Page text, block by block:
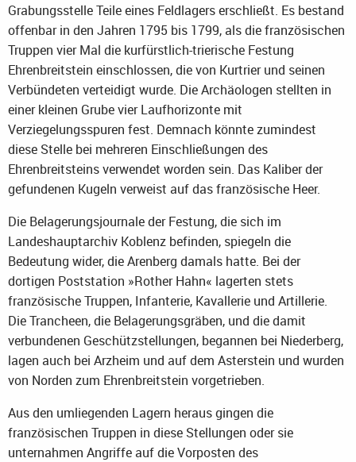
Grabungsstelle Teile eines Feldlagers erschließt. Es bestand
offenbar in den Jahren 1795 bis 1799, als die französischen
Truppen vier Mal die kurfürstlich-trierische Festung
Ehrenbreitstein einschlossen, die von Kurtrier und seinen
Verbündeten verteidigt wurde. Die Archäologen stellten in
einer kleinen Grube vier Laufhorizonte mit
Verziegelungsspuren fest. Demnach könnte zumindest
diese Stelle bei mehreren Einschließungen des
Ehrenbreitsteins verwendet worden sein. Das Kaliber der
gefundenen Kugeln verweist auf das französische Heer.
Die Belagerungsjournale der Festung, die sich im
Landeshauptarchiv Koblenz befinden, spiegeln die
Bedeutung wider, die Arenberg damals hatte. Bei der
dortigen Poststation »Rother Hahn« lagerten stets
französische Truppen, Infanterie, Kavallerie und Artillerie.
Die Trancheen, die Belagerungsgräben, und die damit
verbundenen Geschützstellungen, begannen bei Niederberg,
lagen auch bei Arzheim und auf dem Asterstein und wurden
von Norden zum Ehrenbreitstein vorgetrieben.
Aus den umliegenden Lagern heraus gingen die
französischen Truppen in diese Stellungen oder sie
unternahmen Angriffe auf die Vorposten des